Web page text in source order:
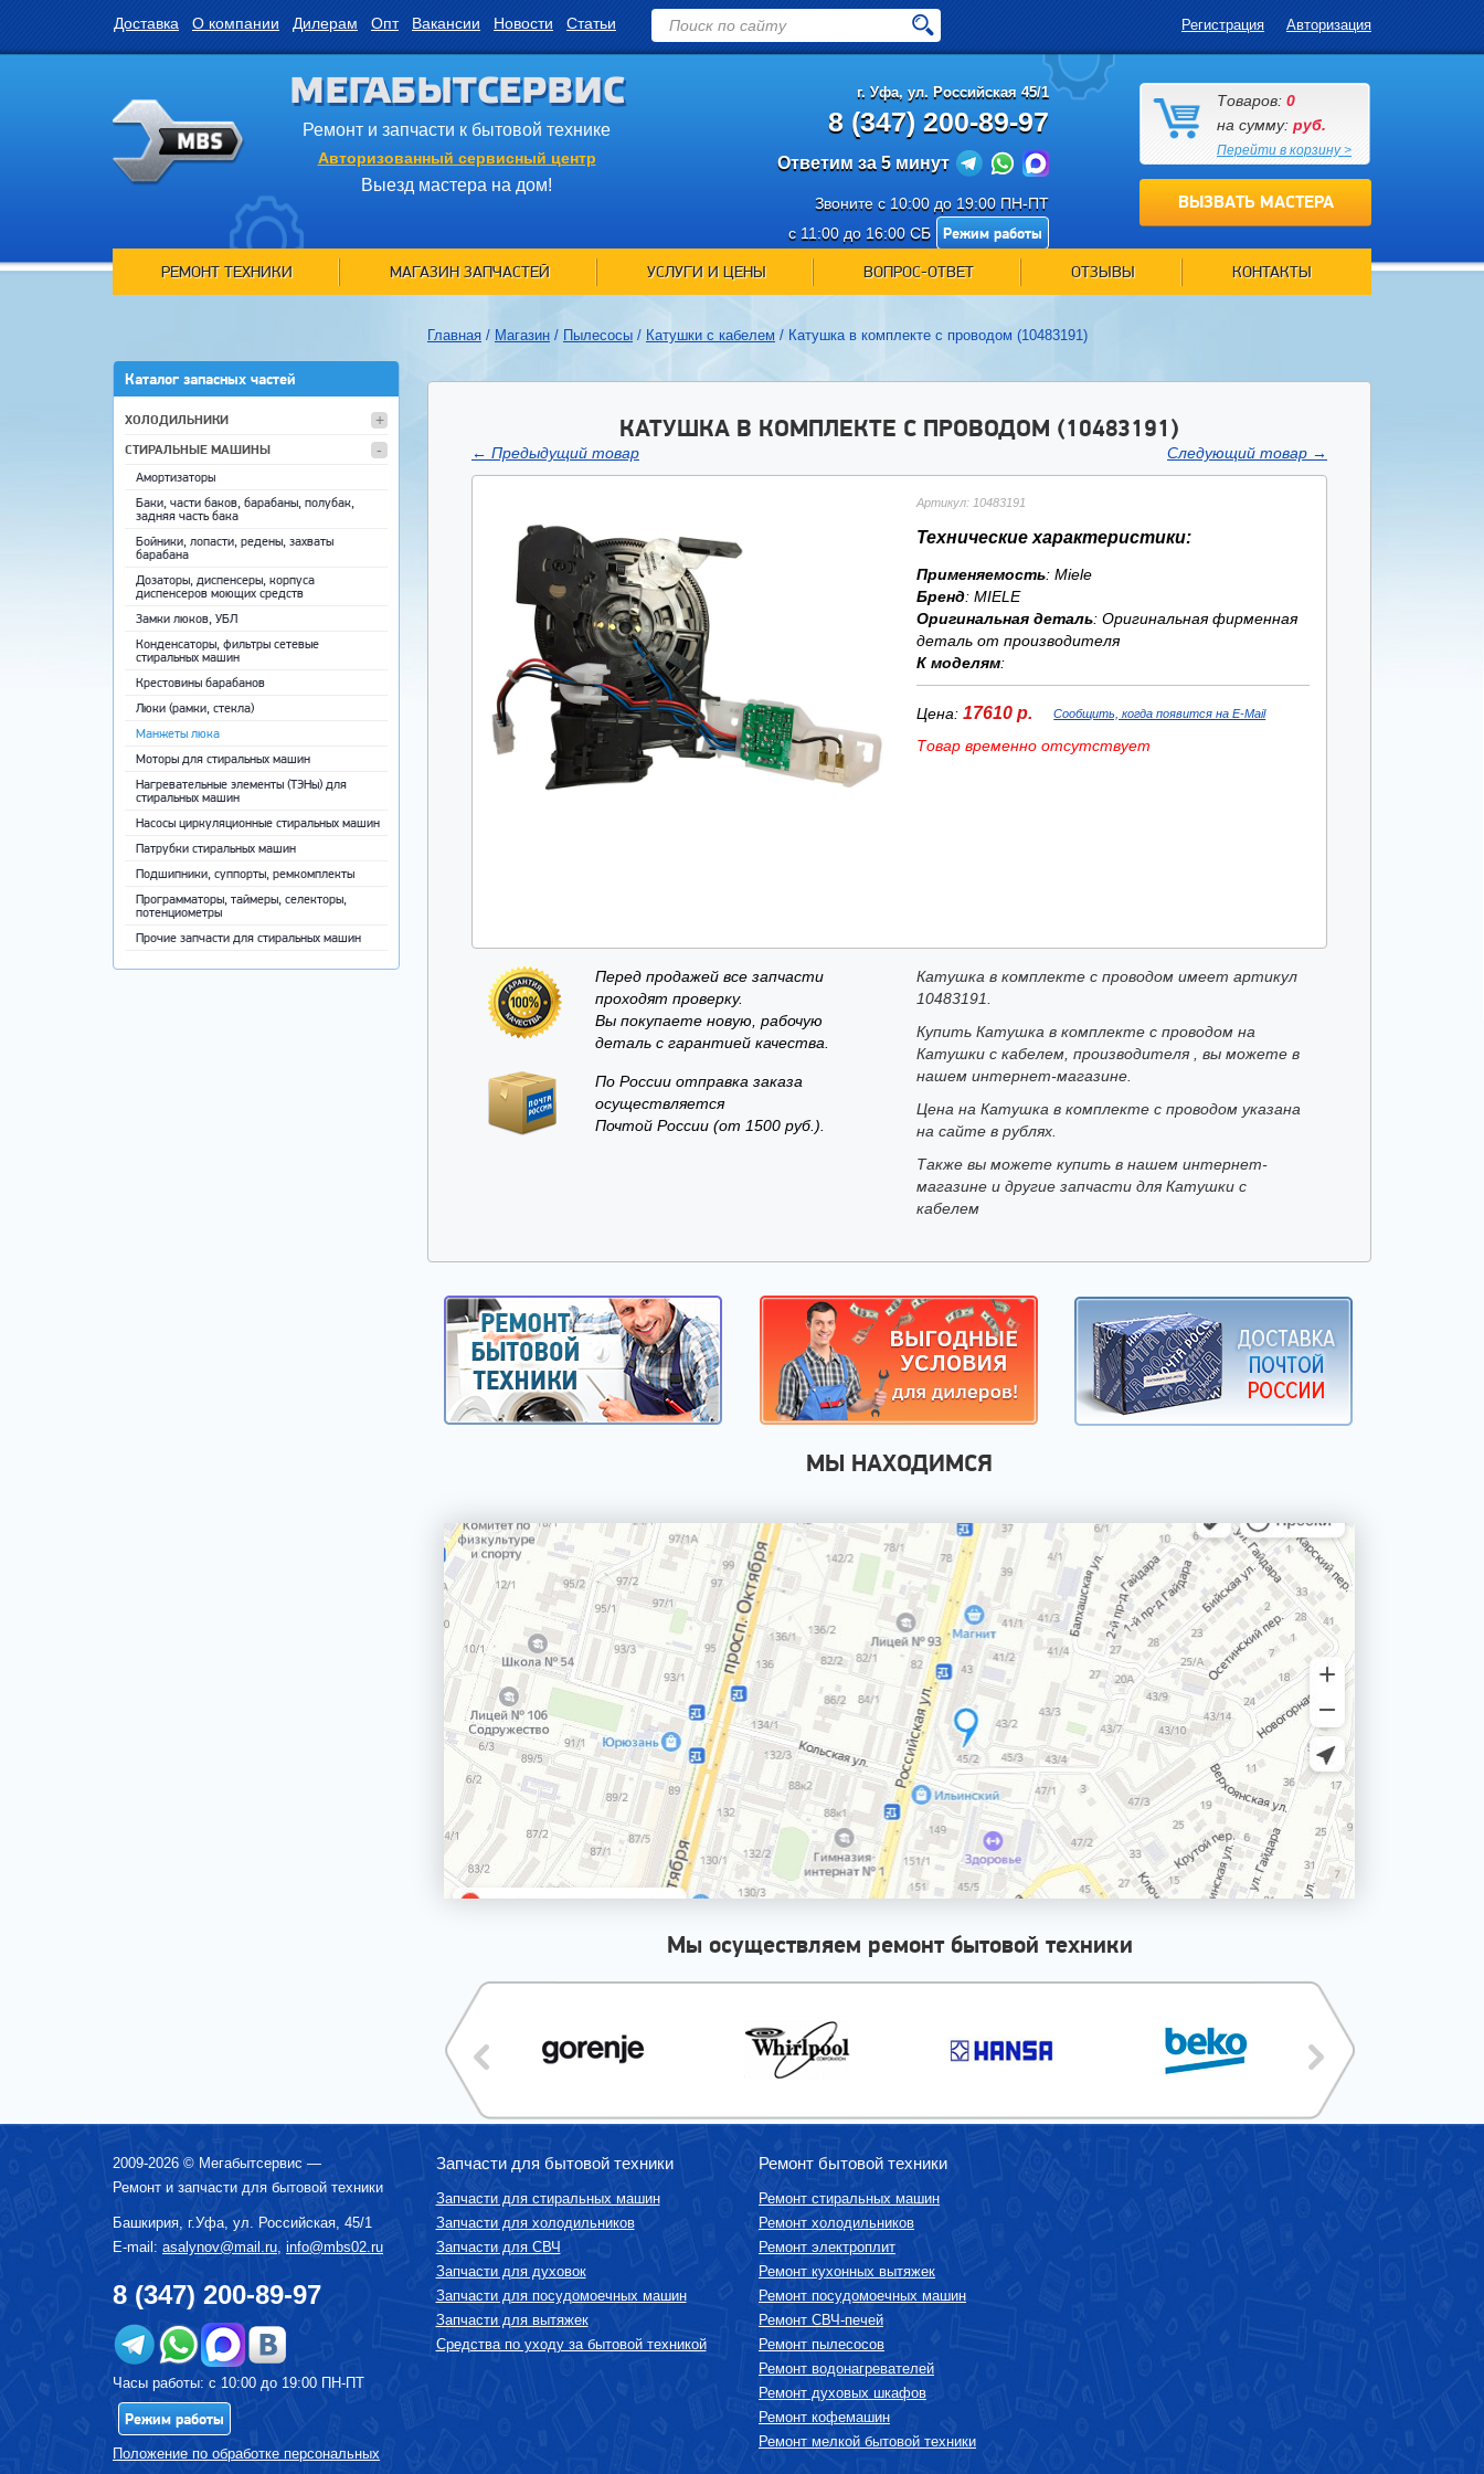
Доставка О компании Дилерам Опт Вакансии Новости Статьи Регистрация Авторизация
МЕГАБЫТСЕРВИС
Ремонт и запчасти к бытовой технике
Авторизованный сервисный центр
Выезд мастера на дом!
г. Уфа, ул. Российская 45/1
8 (347) 200-89-97
Ответим за 5 минут
Звоните с 10:00 до 19:00 ПН-ПТ
с 11:00 до 16:00 СБ
Режим работы
Товаров: 0
на сумму: руб.
Перейти в корзину >
ВЫЗВАТЬ МАСТЕРА
РЕМОНТ ТЕХНИКИ МАГАЗИН ЗАПЧАСТЕЙ УСЛУГИ И ЦЕНЫ ВОПРОС-ОТВЕТ ОТЗЫВЫ КОНТАКТЫ
Каталог запасных частей
ХОЛОДИЛЬНИКИ
СТИРАЛЬНЫЕ МАШИНЫ
Амортизаторы
Баки, части баков, барабаны, полубак,
задняя часть бака
Бойники, лопасти, редены, захваты
барабана
Дозаторы, диспенсеры, корпуса
диспенсеров моющих средств
Замки люков, УБЛ
Конденсаторы, фильтры сетевые
стиральных машин
Крестовины барабанов
Люки (рамки, стекла)
Манжеты люка
Моторы для стиральных машин
Нагревательные элементы (ТЭНы) для
стиральных машин
Насосы циркуляционные стиральных машин
Патрубки стиральных машин
Подшипники, суппорты, ремкомплекты
Программаторы, таймеры, селекторы,
потенциометры
Прочие запчасти для стиральных машин
ТЕХНИКОЙ
СУШИЛКА ДЛЯ ФРУКТОВ И ОВОЩЕЙ
СУШИЛЬНЫЕ МАШИНЫ
ТЕЛЕВИЗОРЫ
ТОСТЕРЫ
УВЛАЖНИТЕЛИ, ОЧИСТИТЕЛИ ВОЗДУХА
УТЮГИ И ГЛАДИЛЬНЫЕ УСТРОЙСТВА
ФЕНЫ-ЩЕТКИ
ХЛЕБОПЕЧКИ
Главная / Магазин / Пылесосы / Катушки с кабелем / Катушка в комплекте с проводом (10483191)
КАТУШКА В КОМПЛЕКТЕ С ПРОВОДОМ (10483191)
← Предыдущий товар Следующий товар →
Артикул: 10483191
Технические характеристики:
Применяемость: Miele
Бренд: MIELE
Оригинальная деталь: Оригинальная фирменная
деталь от производителя
К моделям:
Цена: 17610 р. Сообщить, когда появится на E-Mail
Товар временно отсутствует
Перед продажей все запчасти
проходят проверку.
Вы покупаете новую, рабочую
деталь с гарантией качества.
По России отправка заказа
осуществляется
Почтой России (от 1500 руб.).
Катушка в комплекте с проводом имеет артикул
10483191.
Купить Катушка в комплекте с проводом на
Катушки с кабелем, производителя , вы можете в
нашем интернет-магазине.
Цена на Катушка в комплекте с проводом указана
на сайте в рублях.
Также вы можете купить в нашем интернет-
магазине и другие запчасти для Катушки с
кабелем
МЫ НАХОДИМСЯ
Мы осуществляем ремонт бытовой техники
2009-2026 © Мегабытсервис —
Ремонт и запчасти для бытовой техники
Башкирия, г.Уфа ул. Российская, 45/1
E-mail: asalynov@mail.ru info@mbs02.ru
8 (347) 200-89-97
Часы работы: с 10:00 до 19:00 ПН-ПТ
Режим работы
Положение по обработке персональных
Запчасти для бытовой техники
Запчасти для стиральных машин
Запчасти для холодильников
Запчасти для СВЧ
Запчасти для духовок
Запчасти для посудомоечных машин
Запчасти для вытяжек
Средства по уходу за бытовой техникой
Ремонт бытовой техники
Ремонт стиральных машин
Ремонт холодильников
Ремонт электроплит
Ремонт кухонных вытяжек
Ремонт посудомоечных машин
Ремонт СВЧ-печей
Ремонт пылесосов
Ремонт водонагревателей
Ремонт духовых шкафов
Ремонт кофемашин
Ремонт мелкой бытовой техники